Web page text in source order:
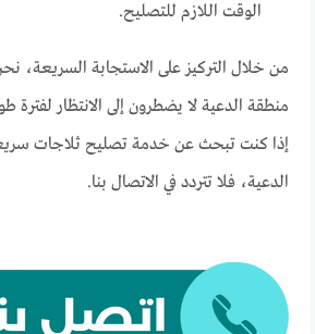
الوقت اللازم للتصليح.
من خلال التركيز على الاستجابة السريعة،
منطقة الدعية لا يضطرون إلى الانتظار لفترة
إذا كنت تبحث عن خدمة تصليح ثلاجات
الدعية، فلا تتردد في الاتصال بنا.